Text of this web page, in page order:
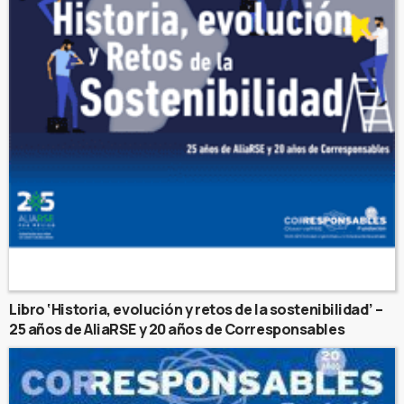
Libro ‘Historia, evolución y retos de la sostenibilidad’ –
25 años de AliaRSE y 20 años de Corresponsables